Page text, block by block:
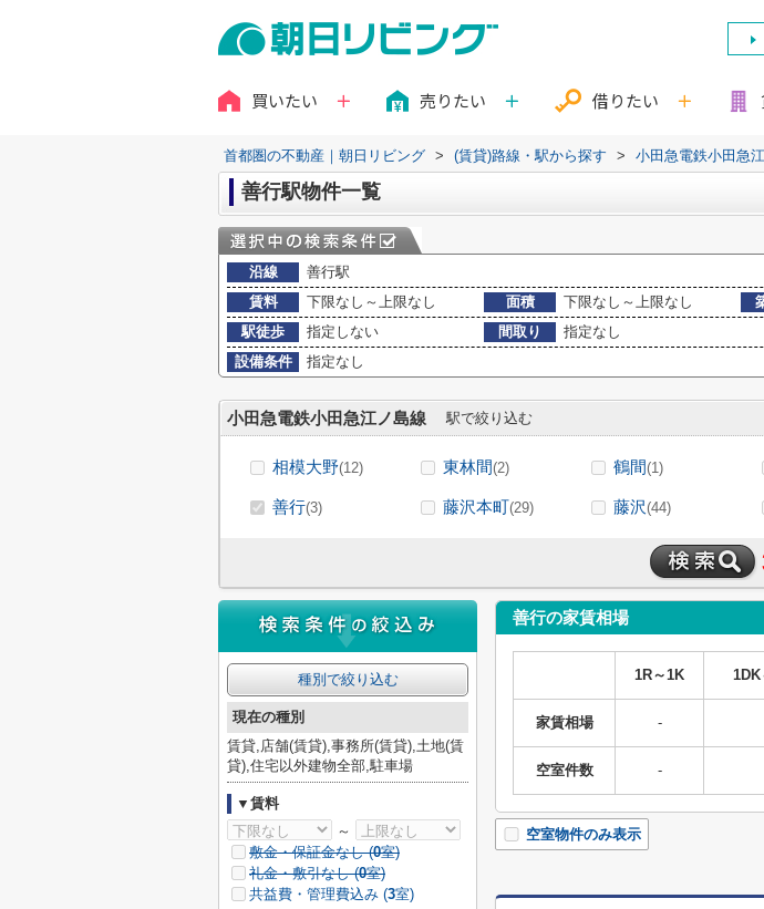
買いたい 売りたい 借りたい
首都圏の不動産｜朝日リビング > (賃貸)路線・駅から探す > 小田急電鉄小田急
善行駅物件一覧
沿線
善行駅
賃料
下限なし～上限なし 面積 下限なし～上限なし
駅徒歩
指定しない 間取り
指定なし
設備条件
指定なし
小田急電鉄小田急江ノ島線 駅で絞り込む
相模大野(12) 東林間(2) 鶴間(1)
善行(3) 藤沢本町(29) 藤沢(44)
善行の家賃相場
1R～1K 1DK
家賃相場 -
空室件数 -
空室物件のみ表示
種別で絞り込む
現在の種別
賃貸,店舗(賃貸),事務所(賃貸),土地(賃
貸),住宅以外建物全部,駐車場
▼賃料
～
敷金・保証金なし (0室)
礼金・敷引なし (0室)
共益費・管理費込み (3室)